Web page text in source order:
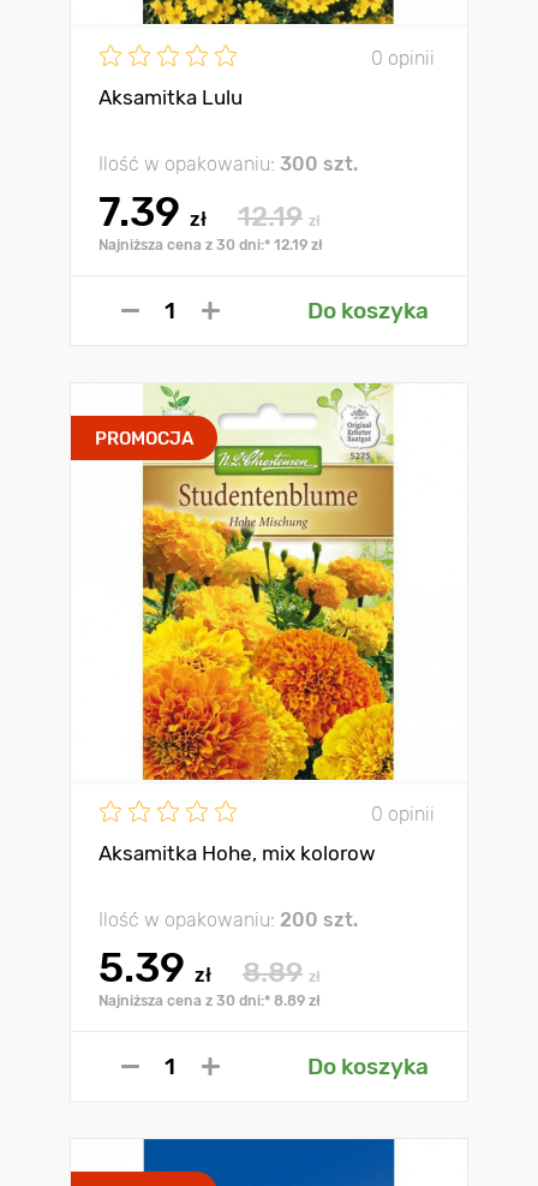
0 opinii
Aksamitka Lulu
Ilość w opakowaniu: 300 szt.
7.39 zł 12.19 zł
Najniższa cena z 30 dni:* 12.19 zł
Do koszyka
PROMOCJA
0 opinii
Aksamitka Hohe, mix kolorow
Ilość w opakowaniu: 200 szt.
5.39 zł 8.89 zł
Najniższa cena z 30 dni:* 8.89 zł
Do koszyka